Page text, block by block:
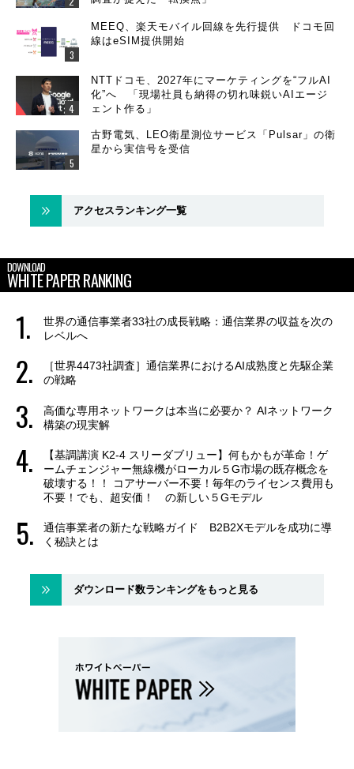
MEEQ、楽天モバイル回線を先行提供 ドコモ回
線はeSIM提供開始
NTTドコモ、2027年にマーケティングを“フルAI
化”へ 「現場社員も納得の切れ味鋭いAIエージ
ェント作る」
古野電気、LEO衛星測位サービス「Pulsar」の衛
星から実信号を受信
アクセスランキング一覧
DOWNLOAD
WHITE PAPER RANKING
世界の通信事業者33社の成長戦略：通信業界の収益を次の
レベルへ
［世界4473社調査］通信業界におけるAI成熟度と先駆企業
の戦略
高価な専用ネットワークは本当に必要か？ AIネットワーク
構築の現実解
【基調講演 K2-4 スリーダブリュー】何もかもが革命！ゲ
ームチェンジャー無線機がローカル５G市場の既存概念を
破壊する！！ コアサーバー不要！毎年のライセンス費用も
不要！でも、超安価！ の新しい５Gモデル
通信事業者の新たな戦略ガイド B2B2Xモデルを成功に導
く秘訣とは
ダウンロード数ランキングをもっと見る